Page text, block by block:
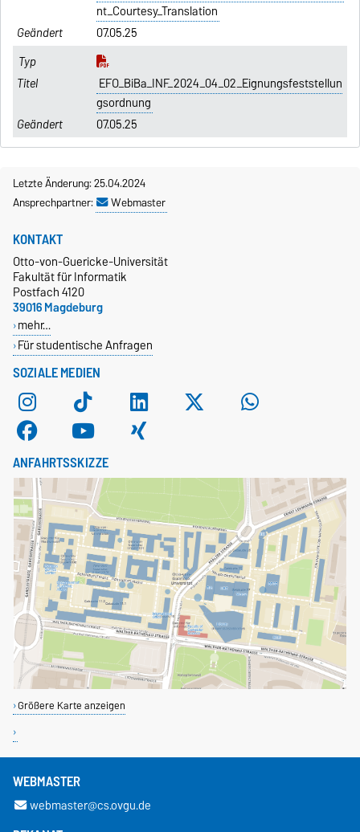
nt_Courtesy_Translation
07.05.25
EFO_BiBa_INF_2024_04_02_Eignungsfeststellun
gsordnung
07.05.25
Letzte Änderung: 25.04.2024
Ansprechpartner:
Webmaster
SOZIALE MEDIEN
KONTAKT
Otto-von-Guericke-Universität
Fakultät für Informatik
Postfach 4120
39016 Magdeburg
mehr…
Für studentische Anfragen
ANFAHRTSSKIZZE
Größere Karte anzeigen
WEBMASTER
webmaster@cs.ovgu.de